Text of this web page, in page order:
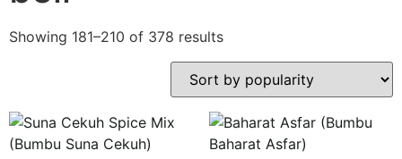
Showing 181–210 of 378 results